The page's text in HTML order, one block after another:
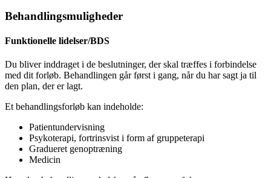
Behandlingsmuligheder
Funktionelle lidelser/BDS
Du bliver inddraget i de beslutninger, der skal træffes i forbindelse
med dit forløb. Behandlingen går først i gang, når du har sagt ja til
den plan, der er lagt.
Et behandlingsforløb kan indeholde:
Patientundervisning
Psykoterapi, fortrinsvist i form af gruppeterapi
Gradueret genoptræning
Medicin